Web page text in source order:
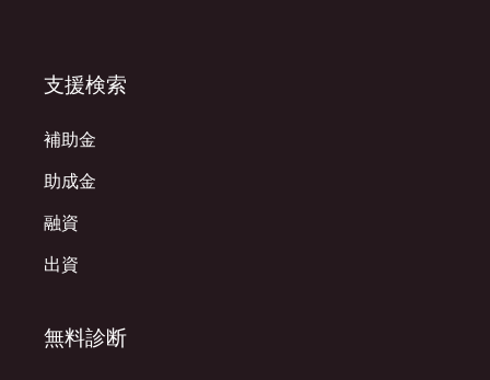
支援検索
補助金
助成金
融資
出資
無料診断